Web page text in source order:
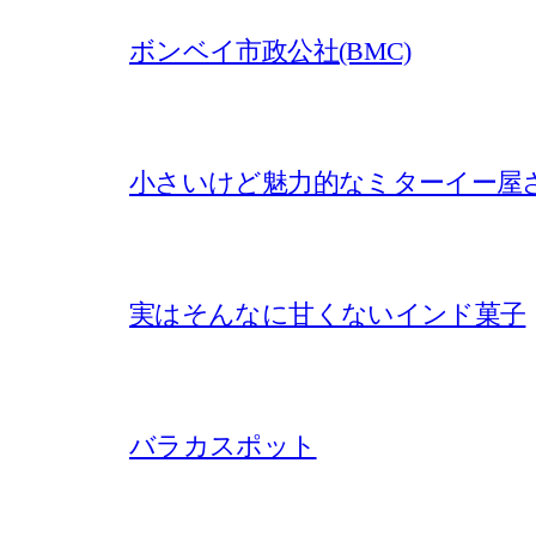
ボンベイ市政公社(BMC)
小さいけど魅力的なミターイー屋
実はそんなに甘くないインド菓子
バラカスポット